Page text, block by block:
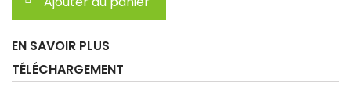
EN SAVOIR PLUS
TÉLÉCHARGEMENT